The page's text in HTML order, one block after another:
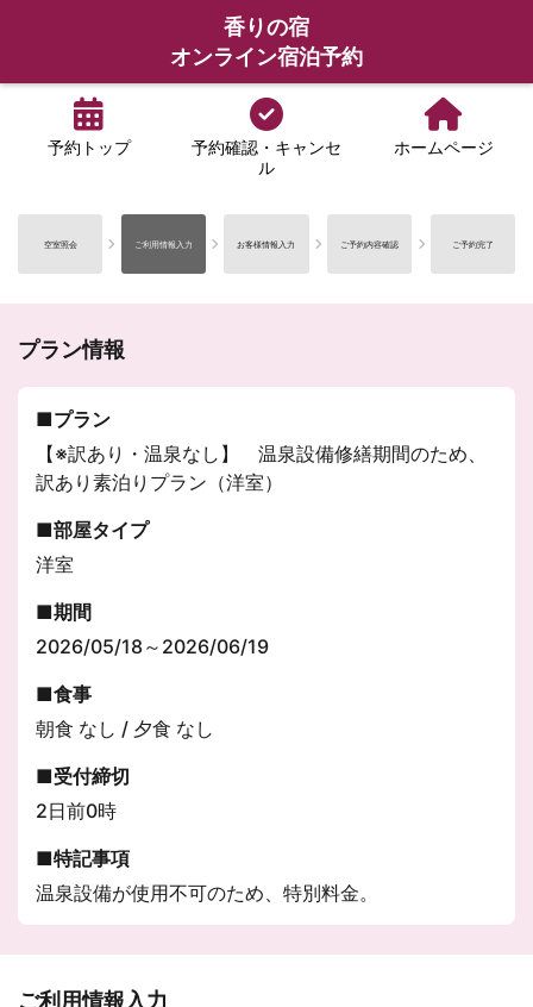
香りの宿
オンライン宿泊予約
予約トップ
予約確認・キャンセ
ル
ホームページ
空室照会 ご利用情報入力 お客様情報入力 ご予約内容確認 ご予約完了
プラン情報
プラン
【※訳あり・温泉なし】 温泉設備修繕期間のため、
訳あり素泊りプラン（洋室）
部屋タイプ
洋室
期間
2026/05/18～2026/06/19
食事
朝食 なし / 夕食 なし
受付締切
2日前0時
特記事項
温泉設備が使用不可のため、特別料金。
ご利用情報入力